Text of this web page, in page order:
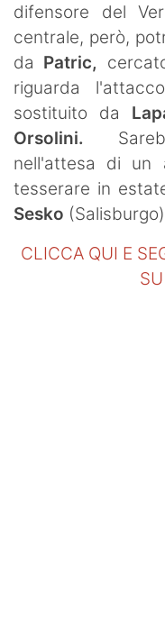
difensore del
centrale, però,
da Patric,
riguarda
sostituito da
Orsolini.
nell'attesa di un
tesserare in
Sesko
CLICCA QUI E
SU